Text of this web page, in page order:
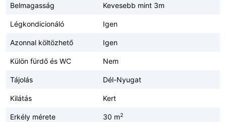
Belmagasság Kevesebb mint 3m
Légkondicionáló Igen
Azonnal költözhető Igen
Külön fürdő és WC Nem
Tájolás Dél-Nyugat
Kilátás Kert
Erkély mérete 30 m2